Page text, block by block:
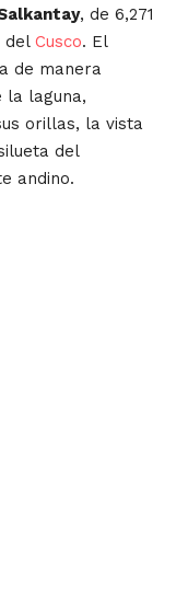
, de 6,271
del Cusco. El
de manera
la laguna,
orillas, la vista
del
andino.